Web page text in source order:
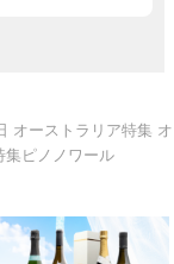
オーストラリア特集 オ
集ピノノワール